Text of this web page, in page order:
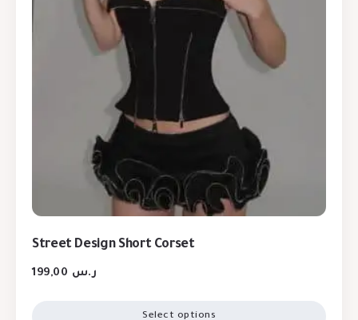
Street Design Short Corset
ر.س
Select options